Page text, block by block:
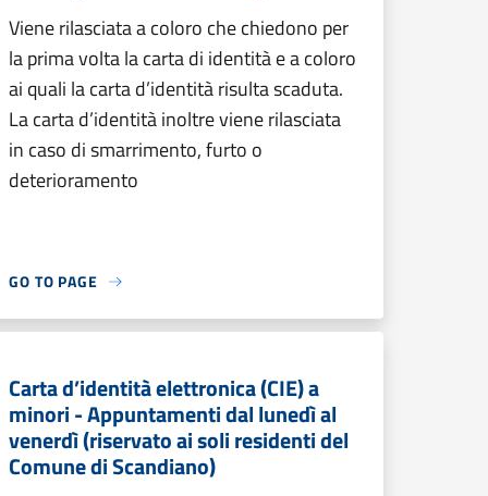
Viene rilasciata a coloro che chiedono per
la prima volta la carta di identità e a coloro
ai quali la carta d’identità risulta scaduta.
La carta d’identità inoltre viene rilasciata
in caso di smarrimento, furto o
deterioramento
GO TO PAGE
Carta d’identità elettronica (CIE) a
minori - Appuntamenti dal lunedì al
venerdì (riservato ai soli residenti del
Comune di Scandiano)